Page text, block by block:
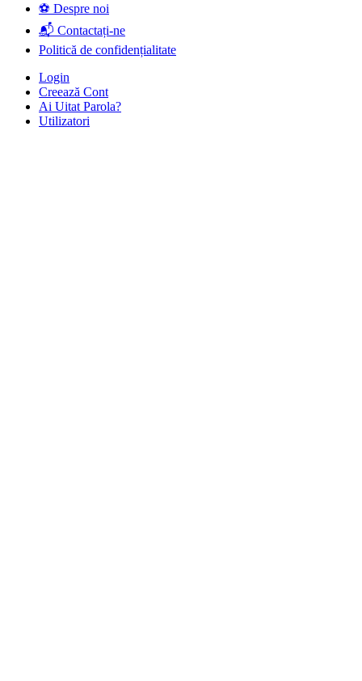
⚽ Despre noi
📬 Contactați-ne
Politică de confidențialitate
Login
Creează Cont
Ai Uitat Parola?
Utilizatori